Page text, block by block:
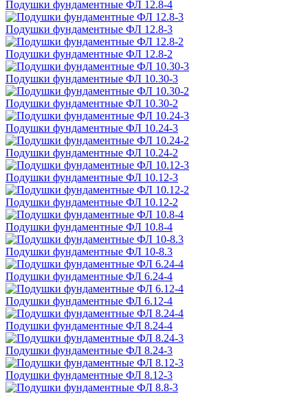
Подушки фундаментные ФЛ 12.8-4
Подушки фундаментные ФЛ 12.8-3
Подушки фундаментные ФЛ 12.8-2
Подушки фундаментные ФЛ 10.30-3
Подушки фундаментные ФЛ 10.30-2
Подушки фундаментные ФЛ 10.24-3
Подушки фундаментные ФЛ 10.24-2
Подушки фундаментные ФЛ 10.12-3
Подушки фундаментные ФЛ 10.12-2
Подушки фундаментные ФЛ 10.8-4
Подушки фундаментные ФЛ 10-8.3
Подушки фундаментные ФЛ 6.24-4
Подушки фундаментные ФЛ 6.12-4
Подушки фундаментные ФЛ 8.24-4
Подушки фундаментные ФЛ 8.24-3
Подушки фундаментные ФЛ 8.12-3